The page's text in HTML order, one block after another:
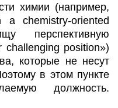
химии (например,
chemistry-oriented
перспективную
challenging position»)
которые не несут
в этом пункте
должность.